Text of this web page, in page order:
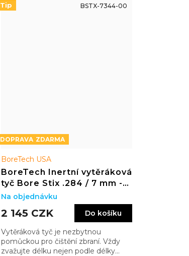
Tip
ZDARMA
BoreTech USA
BoreTech Inertní vytěráková
tyč Bore Stix .284 / 7 mm -
.30 / 8 mm, délka 44"
2 145 CZK Do košíku
Vytěráková tyč je nezbytnou
pomůckou pro čištění zbraní. Vždy
zvažujte délku nejen podle délky
Na objednávku
BSTX-7344-00